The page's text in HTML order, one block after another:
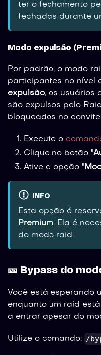
ter o fechamento
fechadas durante
Modo expulsão
Por padrão, o modo
participantes no nível
expulsão, os usuários
são expulsos pelo
bloqueados no convite.
Execute o
Clique no botão "
Ative a opção "
INFO
Esta opção é
Premium. Ela é
do modo raid.
🎫 Bypass do
Você está esperando
enquanto um raid
a entrar apesar do
Utilize o comando: /